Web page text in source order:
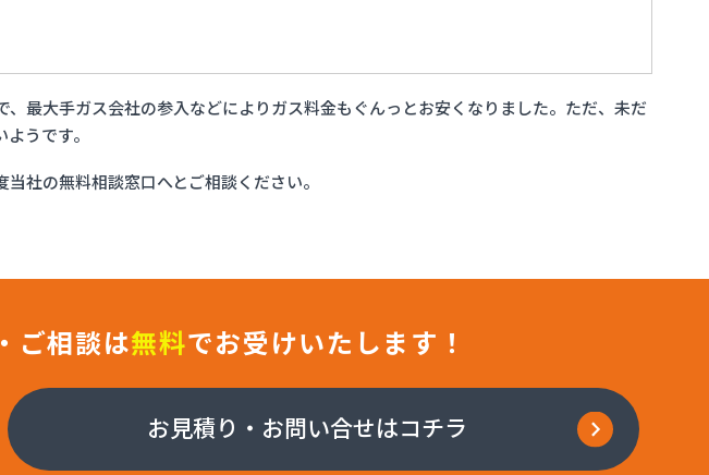
特約店課
ンター
最大手ガス会社の参入などによりガス料金もぐんっとお安くなりました。ただ、未だ
うです。
社の無料相談窓口へとご相談ください。
ご相談は無料でお受けいたします！
お見積り・お問い合せはコチラ